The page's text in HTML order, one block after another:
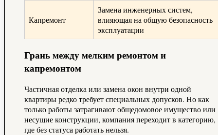
Капремонт
Замена инженерных систем,
влияющая на общую безопасность
эксплуатации
Грань между мелким ремонтом и
капремонтом
Частичная отделка или замена окон внутри одной
квартиры редко требует специальных допусков. Но как
только работы затрагивают общедомовое имущество или
несущие конструкции, компания переходит в категорию,
где без статуса работать нельзя.